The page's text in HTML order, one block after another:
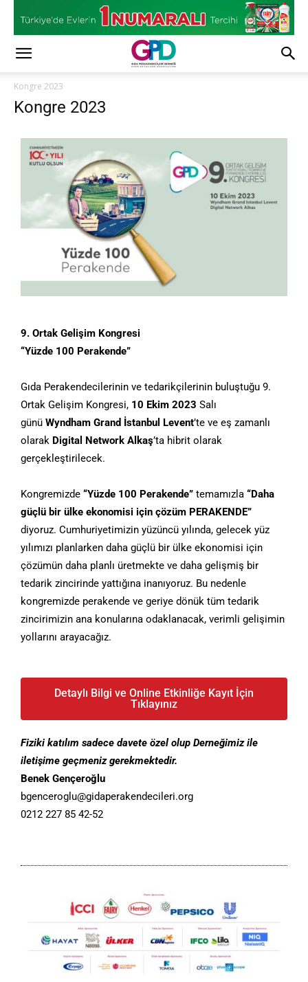
Kongre 2023
Kongre 2023
9. Ortak Gelişim Kongresi
“Yüzde 100 Perakende”
Gıda Perakendecilerinin ve tedarikçilerinin buluştuğu 9.
Ortak Gelişim Kongresi, 10 Ekim 2023 Salı
günü Wyndham Grand İstanbul Levent’te ve eş zamanlı
olarak Digital Network Alkaş’ta hibrit olarak
gerçekleştirilecek.
Kongremizde “Yüzde 100 Perakende” temamızla “Daha
güçlü bir ülke ekonomisi için çözüm PERAKENDE”
diyoruz. Cumhuriyetimizin yüzüncü yılında, gelecek yüz
yılımızı planlarken daha güçlü bir ülke ekonomisi için
çözümün daha planlı üretmekte ve daha gelişmiş bir
tedarik zincirinde yattığına inanıyoruz. Bu nedenle
kongremizde perakende ve geriye dönük tüm tedarik
zincirimizin ana konularına odaklanacak, verimli gelişimin
yollarını arayacağız.
Detaylı Bilgi ve Online Etkinliğe Kayıt İçin
Tıklayınız
Fiziki katılım sadece davete özel olup Derneğimiz ile
iletişime geçmeniz gerekmektedir.
Benek Gençeroğlu
bgenceroglu@gidaperakendecileri.org
0212 227 85 42-52